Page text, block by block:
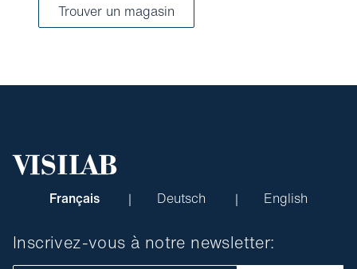
Trouver un magasin
Français Deutsch English
Inscrivez-vous à notre newsletter: